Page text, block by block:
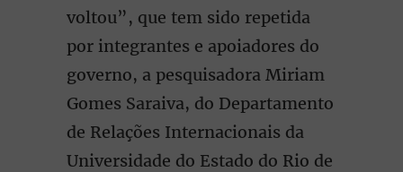
voltou”, que tem sido repetida
por integrantes e apoiadores do
governo, a pesquisadora Miriam
Gomes Saraiva, do Departamento
de Relações Internacionais da
Universidade do Estado do Rio de